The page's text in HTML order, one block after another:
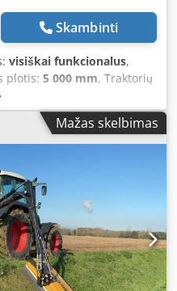
Skambinti
visiškai funkcionalus,
plotis: 5 000 mm, Traktorių
33 kW (45 AG) galios, su
svoris 2100 kg.
min. - Maksimalus
m - Hidraulinė sistema
l/min, 210 bar) - Pavaro
susidūrimų - Hidraulinė
- Smulkintuvo
Codsxlf Hwopfx Aklerf -
prikabinimui -
rotorius 1000 -
pavara - Darbinis plotis
Mažas skelbimas